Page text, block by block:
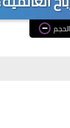
الحجم